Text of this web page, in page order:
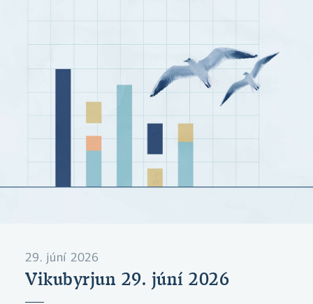
29. júní 2026
Vikubyrjun 29. júní 2026